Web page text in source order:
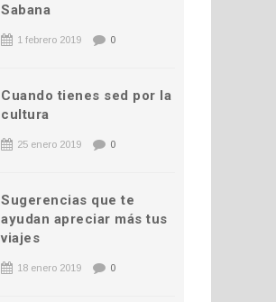
Sabana
1 febrero 2019 0
Cuando tienes sed por la
cultura
25 enero 2019 0
Sugerencias que te
ayudan apreciar más tus
viajes
18 enero 2019 0